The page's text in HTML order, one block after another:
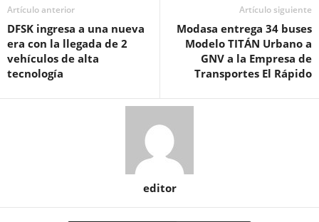
Artículo anterior
DFSK ingresa a una nueva
era con la llegada de 2
vehículos de alta
tecnología
Artículo siguiente
Modasa entrega 34 buses
Modelo TITÁN Urbano a
GNV a la Empresa de
Transportes El Rápido
editor